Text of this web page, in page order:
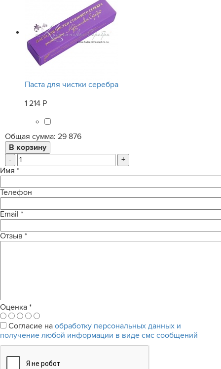
Паста для чистки серебра
1 214 Р
Общая сумма: 29 876
-
+
Имя *
Телефон
Email *
Отзыв *
Оценка *
Согласие на обработку персональных данных и
получение любой информации в виде смс сообщений